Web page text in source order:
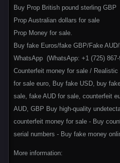
Buy Prop British pound sterling GBP
Prop Australian dollars for sale
Prop Money for sale.
Buy fake Euros/fake GBP/Fake
WhatsApp (WhatsApp: +1 (725) 867-
Counterfeit money for sale /
for sale euro, Buy fake USD, buy
sale, fake AUD for sale, counterfeit
AUD, GBP Buy high-quality
counterfeit money for sale - Buy
serial numbers - Buy fake money
More information: